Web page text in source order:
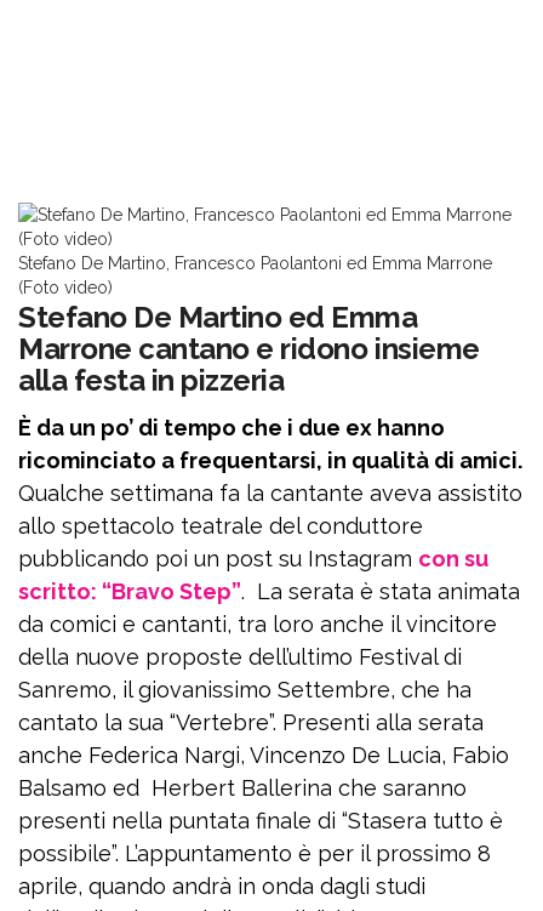
Stefano De Martino, Francesco Paolantoni ed Emma Marrone
(Foto video)
Stefano De Martino ed Emma
Marrone cantano e ridono insieme
alla festa in pizzeria
È da un po’ di tempo che i due ex hanno
ricominciato a frequentarsi, in qualità di amici.
Qualche settimana fa la cantante aveva assistito
allo spettacolo teatrale del conduttore
pubblicando poi un post su Instagram con su
scritto: “Bravo Step”. La serata è stata animata
da comici e cantanti, tra loro anche il vincitore
della nuove proposte dell’ultimo Festival di
Sanremo, il giovanissimo Settembre, che ha
cantato la sua “Vertebre”. Presenti alla serata
anche Federica Nargi, Vincenzo De Lucia, Fabio
Balsamo ed Herbert Ballerina che saranno
presenti nella puntata finale di “Stasera tutto è
possibile”. L’appuntamento è per il prossimo 8
aprile, quando andrà in onda dagli studi